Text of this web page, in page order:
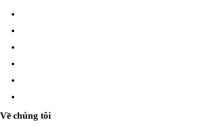
Về chúng tôi